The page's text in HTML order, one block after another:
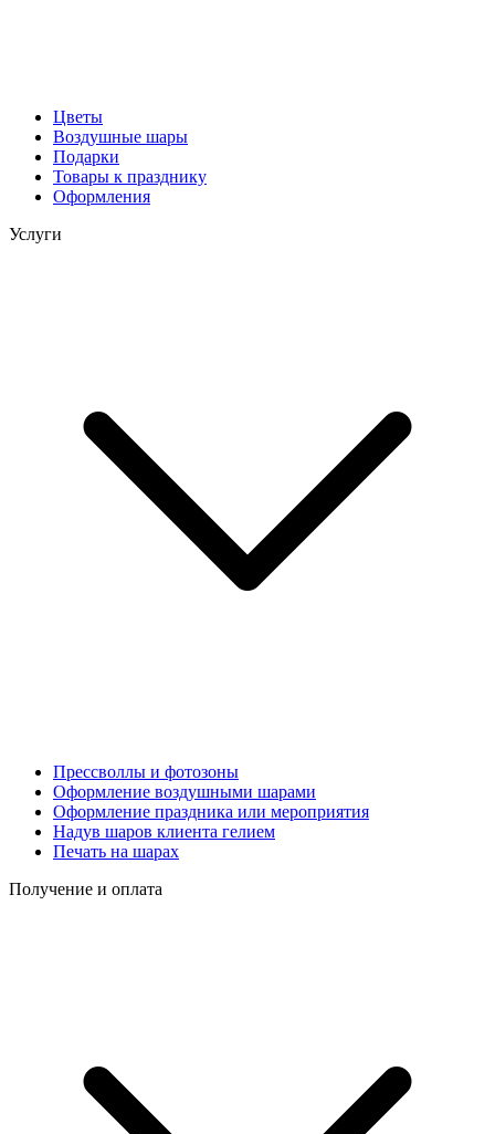
Цветы
Воздушные шары
Подарки
Товары к празднику
Оформления
Услуги
Прессволлы и фотозоны
Оформление воздушными шарами
Оформление праздника или мероприятия
Надув шаров клиента гелием
Печать на шарах
Получение и оплата